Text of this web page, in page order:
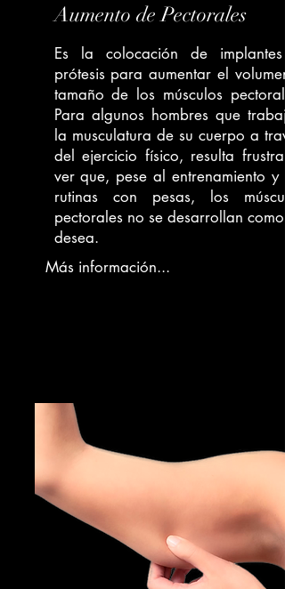
Es la colocación de implantes
prótesis para aumentar el
tamaño de los músculos
Para algunos hombres que
la musculatura de su cuerpo a
del ejercicio físico, resulta
ver que, pese al entrenamiento y
rutinas con pesas, los
pectorales no se desarrollan como
desea.
Aumento de Pectorales
Más información...